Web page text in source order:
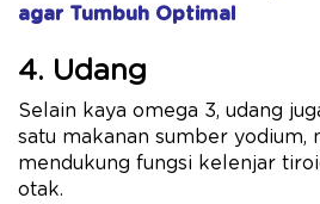
agar Tumbuh Optimal
4. Udang
Selain kaya omega 3, udang
satu makanan sumber yodium,
mendukung fungsi kelenjar
otak.